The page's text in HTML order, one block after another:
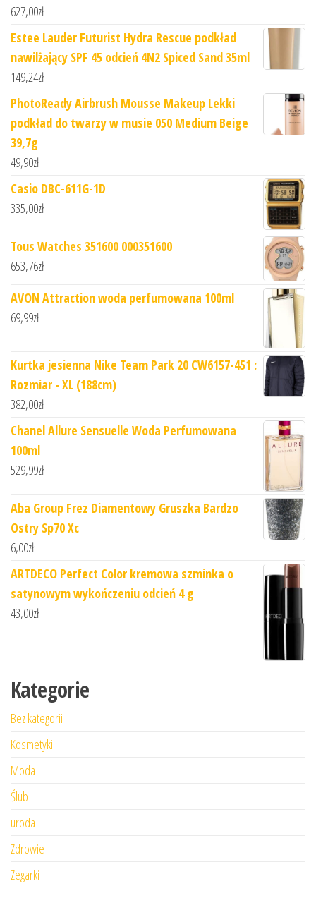
627,00zł
Estee Lauder Futurist Hydra Rescue podkład
nawilżający SPF 45 odcień 4N2 Spiced Sand 35ml
149,24zł
PhotoReady Airbrush Mousse Makeup Lekki
podkład do twarzy w musie 050 Medium Beige
39,7g
49,90zł
Casio DBC-611G-1D
335,00zł
Tous Watches 351600 000351600
653,76zł
AVON Attraction woda perfumowana 100ml
69,99zł
Kurtka jesienna Nike Team Park 20 CW6157-451 :
Rozmiar - XL (188cm)
382,00zł
Chanel Allure Sensuelle Woda Perfumowana
100ml
529,99zł
Aba Group Frez Diamentowy Gruszka Bardzo
Ostry Sp70 Xc
6,00zł
ARTDECO Perfect Color kremowa szminka o
satynowym wykończeniu odcień 4 g
43,00zł
Kategorie
Bez kategorii
Kosmetyki
Moda
Ślub
uroda
Zdrowie
Zegarki